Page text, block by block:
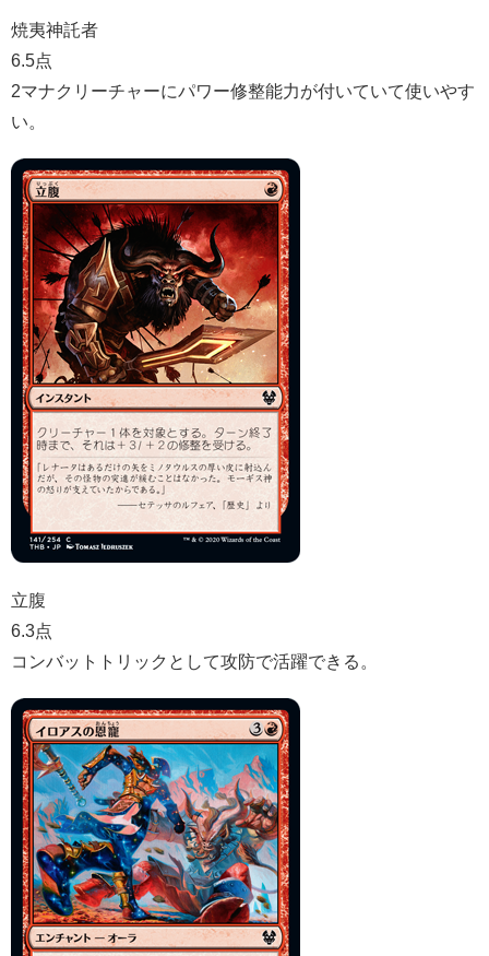
焼夷神託者
6.5点
2マナクリーチャーにパワー修整能力が付いていて使いやす
い。
立腹
6.3点
コンバットトリックとして攻防で活躍できる。